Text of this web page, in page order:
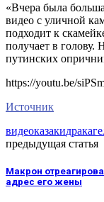
«Вчера была
видео с уличной
подходит к
получает в голову.
путинских
https://youtu.be/
Источник
видеоказакидрака
предыдущая статья
Макрон
адрес его жены